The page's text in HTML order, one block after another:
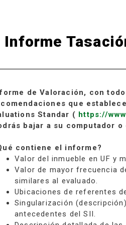
Informe
de Valoración, con
que
Standar ( https://
bajar a su computador
contiene el informe?
Valor del inmueble en UF y
Valor de mayor frecuencia
similares al evaluado.
Ubicaciones de referentes
Singularización
antecedentes del SII.